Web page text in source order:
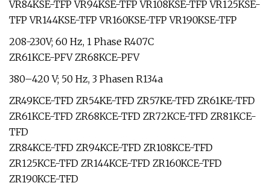
VR84KSE-TFP VR94KSE-TFP VR108KSE-TFP VR125KSE-
TFP VR144KSE-TFP VR160KSE-TFP VR190KSE-TFP
208-230V; 60 Hz, 1 Phase R407C
ZR61KCE-PFV ZR68KCE-PFV
380–420 V; 50 Hz, 3 Phasen R134a
ZR49KCE-TFD ZR54KE-TFD ZR57KE-TFD ZR61KE-TFD
ZR61KCE-TFD ZR68KCE-TFD ZR72KCE-TFD ZR81KCE-
TFD
ZR84KCE-TFD ZR94KCE-TFD ZR108KCE-TFD
ZR125KCE-TFD ZR144KCE-TFD ZR160KCE-TFD
ZR190KCE-TFD